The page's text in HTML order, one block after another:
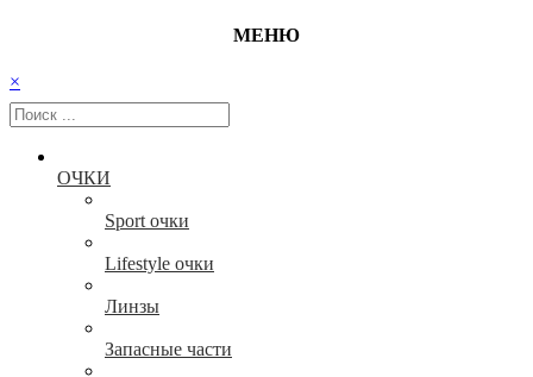
МЕНЮ
×
ОЧКИ
Sport очки
Lifestyle очки
Линзы
Запасные части